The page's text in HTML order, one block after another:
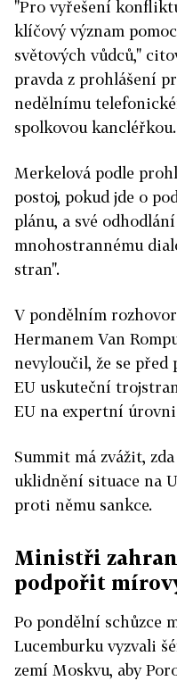
"Pro vyřešení
klíčový význam
světových vůdců,"
pravda z prohlášení
nedělnímu
spolkovou kancléřkou.
Merkelová podle
postoj, pokud jde o
plánu, a své
mnohostrannému
stran".
V pondělním
Hermanem Van
nevyloučil, že se
EU uskuteční
EU na expertní
Summit má zvážit,
uklidnění situace na
proti němu sankce.
Ministři
podpořit
Po pondělní schůzce
Lucemburku vyzvali
zemí Moskvu, aby